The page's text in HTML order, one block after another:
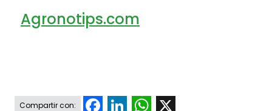
Agronotips.com
Compartir con: FacebookLinkedInWhatsApp